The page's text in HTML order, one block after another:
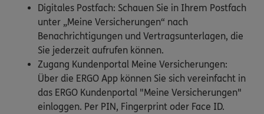
Digitales Postfach: Schauen Sie in Ihrem Postfach
unter „Meine Versicherungen“ nach
Benachrichtigungen und Vertragsunterlagen, die
Sie jederzeit aufrufen können.
Zugang Kundenportal Meine Versicherungen:
Über die ERGO App können Sie sich vereinfacht in
das ERGO Kundenportal "Meine Versicherungen"
einloggen. Per PIN, Fingerprint oder Face ID.